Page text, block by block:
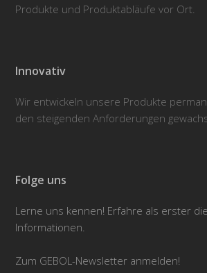
Produkte und Produktabläufe vor Ort.
Innovativ
Wir entwickeln unsere Produkte
den steigenden Anforderungen
Folge uns
Lerne uns kennen! Erfahre als erster
Informationen.
Zum GEBOL-Newsletter anmelden!